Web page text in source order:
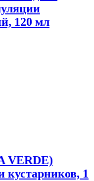
120 мл
VERDE)
кустарников, 1